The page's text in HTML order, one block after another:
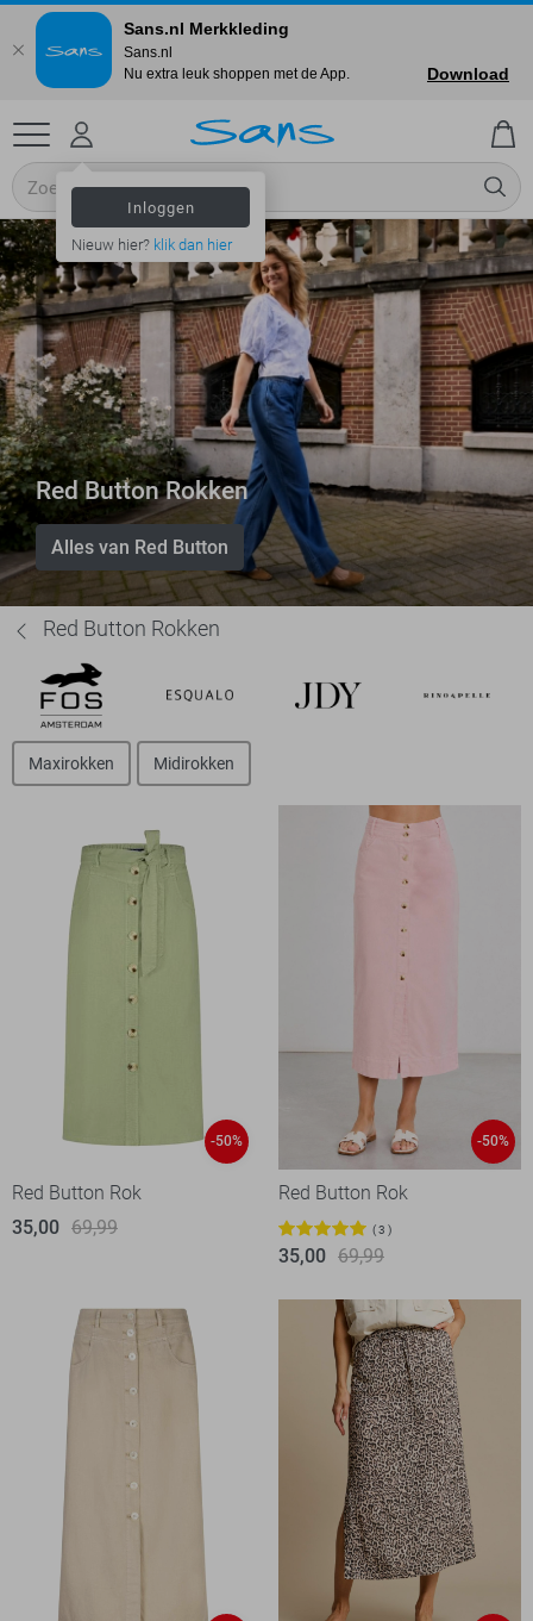
Inloggen
Nieuw hier? klik dan hier
Red Button Rokken
Alles van Red Button
Red Button Rokken
Maxirokken Midirokken
-50%
Red Button Rok
35,00 69,99
-50%
Red Button Rok
3
35,00 69,99
Sans.nl Merkkleding
Sans.nl
Nu extra leuk shoppen met de App.
Download